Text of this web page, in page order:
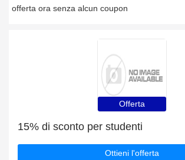
offerta ora senza alcun coupon
Offerta
15% di sconto per studenti
Ottieni l'offerta